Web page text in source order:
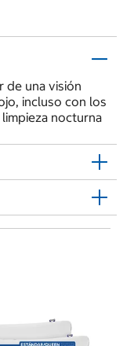
de una visión
incluso con los
nocturna